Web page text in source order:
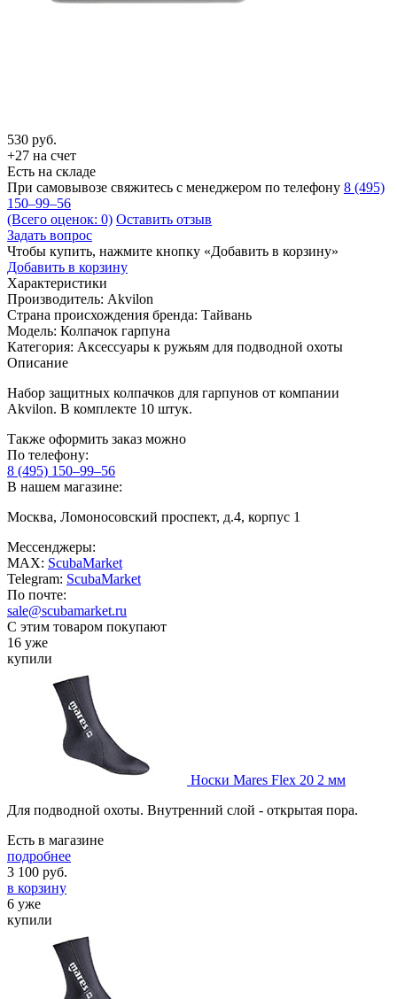
530 руб.
+27 на счет
Есть на складе
При самовывозе свяжитесь с менеджером по телефону 8 (495)
150–99–56
(Всего оценок: 0) Оставить отзыв
Задать вопрос
Чтобы купить, нажмите кнопку «Добавить в корзину»
Добавить в корзину
Характеристики
Производитель: Akvilon
Страна происхождения бренда: Тайвань
Модель: Колпачок гарпуна
Категория: Aксессуары к ружьям для подводной охоты
Описание
Набор защитных колпачков для гарпунов от компании
Akvilon. В комплекте 10 штук.
Также оформить заказ можно
По телефону:
8 (495) 150–99–56
В нашем магазине:
Москва, Ломоносовский проспект, д.4, корпус 1
Мессенджеры:
MAX: ScubaMarket
Telegram: ScubaMarket
По почте:
sale@scubamarket.ru
С этим товаром покупают
16 уже
купили
Носки Mares Flex 20 2 мм
Для подводной охоты. Внутренний слой - открытая пора.
Есть в магазине
подробнее
3 100 руб.
в корзину
6 уже
купили